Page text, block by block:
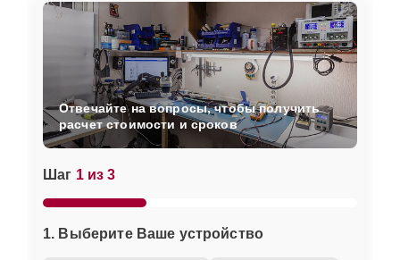
Шаг 1 из 3
1. Выберите Ваше устройство
Отвечайте на вопросы, чтобы получить
расчет стоимости и сроков